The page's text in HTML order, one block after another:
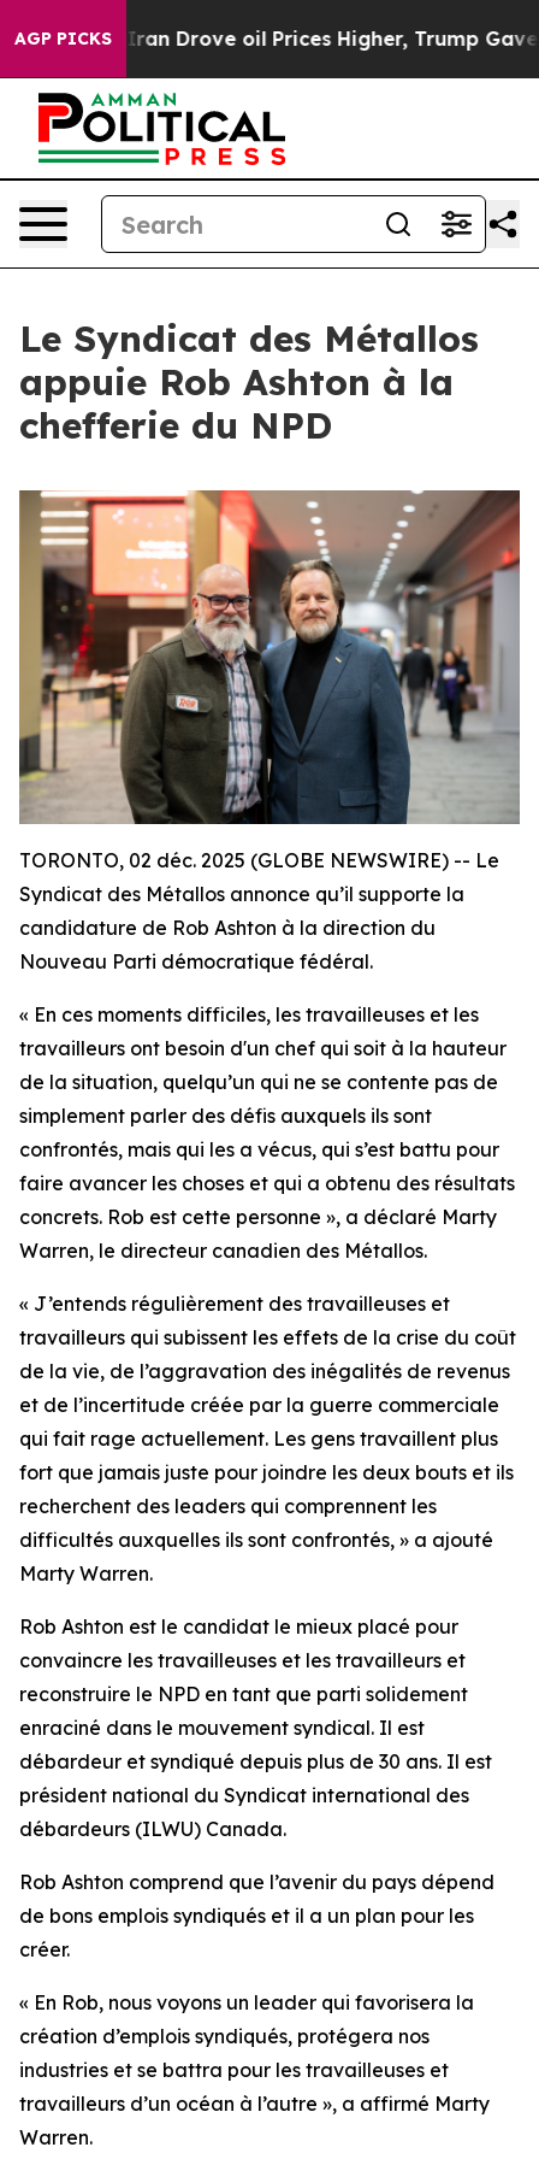
AGP PICKS
With Iran Drove oil Prices Higher, Trump Gave
Le Syndicat des Métallos
appuie Rob Ashton à la
chefferie du NPD
TORONTO, 02 déc. 2025 (GLOBE NEWSWIRE) -- Le
Syndicat des Métallos annonce qu’il supporte la
candidature de Rob Ashton à la direction du
Nouveau Parti démocratique fédéral.
« En ces moments difficiles, les travailleuses et les
travailleurs ont besoin d'un chef qui soit à la hauteur
de la situation, quelqu’un qui ne se contente pas de
simplement parler des défis auxquels ils sont
confrontés, mais qui les a vécus, qui s’est battu pour
faire avancer les choses et qui a obtenu des résultats
concrets. Rob est cette personne », a déclaré Marty
Warren, le directeur canadien des Métallos.
« J’entends régulièrement des travailleuses et
travailleurs qui subissent les effets de la crise du coût
de la vie, de l’aggravation des inégalités de revenus
et de l’incertitude créée par la guerre commerciale
qui fait rage actuellement. Les gens travaillent plus
fort que jamais juste pour joindre les deux bouts et ils
recherchent des leaders qui comprennent les
difficultés auxquelles ils sont confrontés, » a ajouté
Marty Warren.
Rob Ashton est le candidat le mieux placé pour
convaincre les travailleuses et les travailleurs et
reconstruire le NPD en tant que parti solidement
enraciné dans le mouvement syndical. Il est
débardeur et syndiqué depuis plus de 30 ans. Il est
président national du Syndicat international des
débardeurs (ILWU) Canada.
Rob Ashton comprend que l’avenir du pays dépend
de bons emplois syndiqués et il a un plan pour les
créer.
« En Rob, nous voyons un leader qui favorisera la
création d’emplois syndiqués, protégera nos
industries et se battra pour les travailleuses et
travailleurs d’un océan à l’autre », a affirmé Marty
Warren.